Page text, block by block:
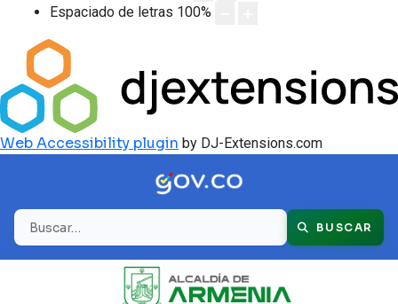
Espaciado de letras 100%
Web Accessibility plugin by DJ-Extensions.com
Buscar BUSCAR